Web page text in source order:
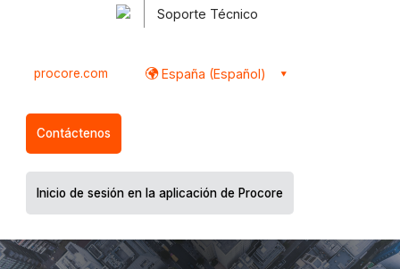
Soporte Técnico
procore.com España (Español)
Contáctenos
Inicio de sesión en la aplicación de Procore